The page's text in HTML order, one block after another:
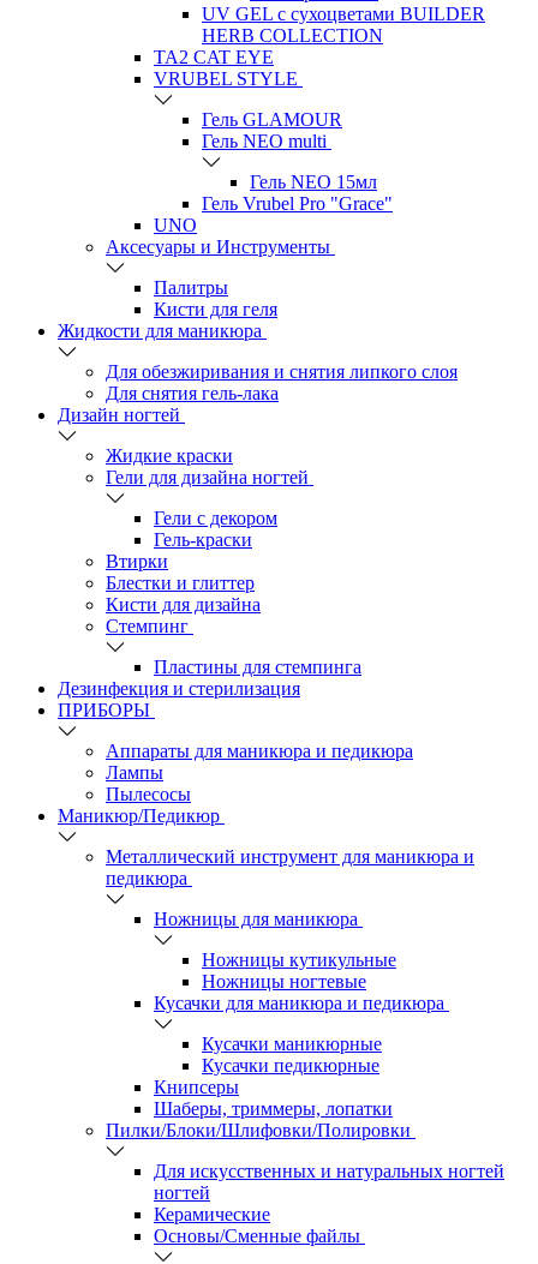
UV GEL с сухоцветами BUILDER
HERB COLLECTION
TA2 CAT EYE
VRUBEL STYLE
Гель GLAMOUR
Гель NEO multi
Гель NEO 15мл
Гель Vrubel Pro "Grace"
UNO
Аксесуары и Инструменты
Палитры
Кисти для геля
Жидкости для маникюра
Для обезжиривания и снятия липкого слоя
Для снятия гель-лака
Дизайн ногтей
Жидкие краски
Гели для дизайна ногтей
Гели с декором
Гель-краски
Втирки
Блестки и глиттер
Кисти для дизайна
Стемпинг
Пластины для стемпинга
Дезинфекция и стерилизация
ПРИБОРЫ
Аппараты для маникюра и педикюра
Лампы
Пылесосы
Маникюр/Педикюр
Металлический инструмент для маникюра и
педикюра
Ножницы для маникюра
Ножницы кутикульные
Ножницы ногтевые
Кусачки для маникюра и педикюра
Кусачки маникюрные
Кусачки педикюрные
Книпсеры
Шаберы, триммеры, лопатки
Пилки/Блоки/Шлифовки/Полировки
Для искусственных и натуральных ногтей
ногтей
Керамические
Основы/Сменные файлы